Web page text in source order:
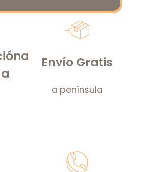
a
Envío Gratis
a península